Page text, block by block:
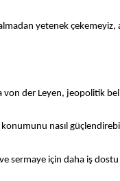
yetenek çekemeyiz,
von der Leyen, jeopolitik
konumunu nasıl
için daha iş